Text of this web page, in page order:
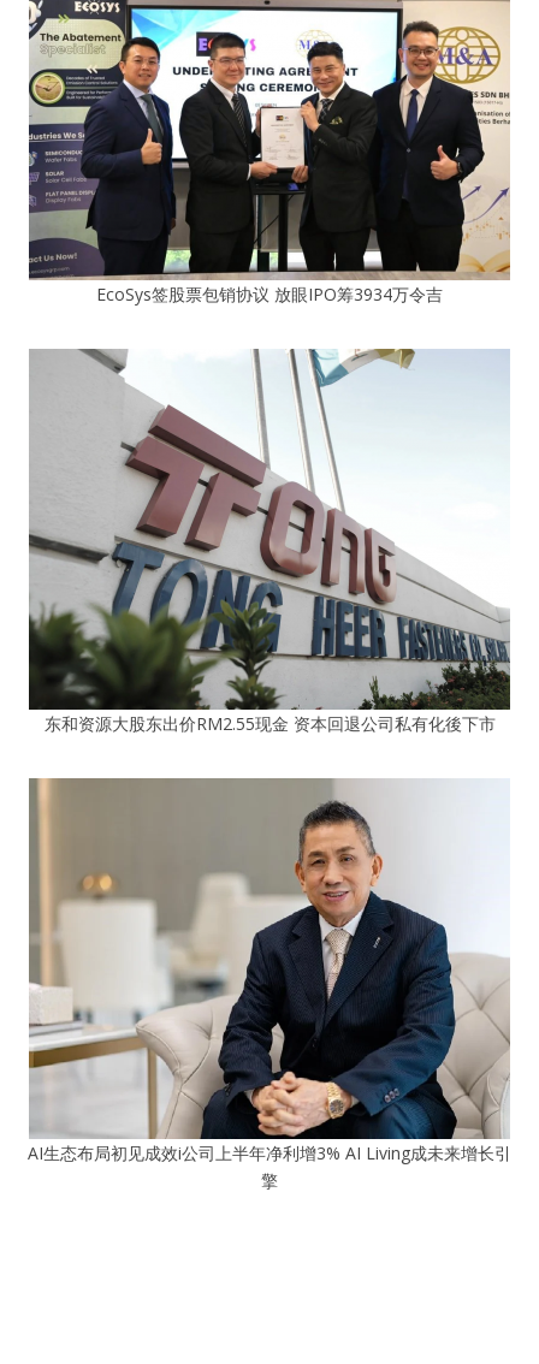
EcoSys签股票包销协议 放眼IPO筹3934万令吉
东和资源大股东出价RM2.55现金 资本回退公司私有化後下市
AI生态布局初见成效i公司上半年净利增3% AI Living成未来增长引
擎